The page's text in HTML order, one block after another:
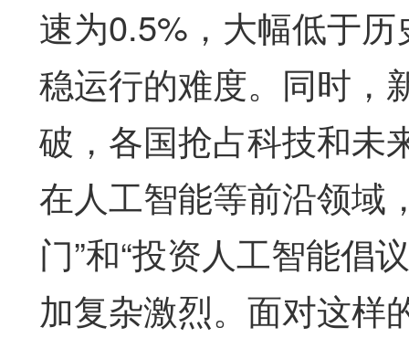
速为0.5%，大幅低于
稳运行的难度。同时，
破，各国抢占科技和未
在人工智能等前沿领域
门”和“投资人工智能倡
加复杂激烈。面对这样